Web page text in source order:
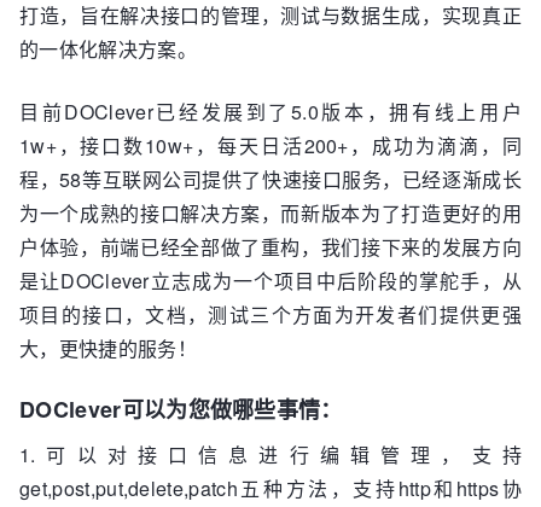
打造，旨在解决接口的管理，测试与数据生成，实现真正
的一体化解决方案。
目前DOClever已经发展到了5.0版本，拥有线上用户
1w+，接口数10w+，每天日活200+，成功为滴滴，同
程，58等互联网公司提供了快速接口服务，已经逐渐成长
为一个成熟的接口解决方案，而新版本为了打造更好的用
户体验，前端已经全部做了重构，我们接下来的发展方向
是让DOClever立志成为一个项目中后阶段的掌舵手，从
项目的接口，文档，测试三个方面为开发者们提供更强
大，更快捷的服务！
DOClever可以为您做哪些事情：
1.可以对接口信息进行编辑管理，支持
get,post,put,delete,patch五种方法，支持http和https协